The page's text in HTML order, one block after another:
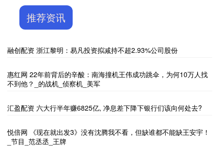
推荐资讯
融创配资 浙江黎明：易凡投资拟减持不超2.93%公司股份
惠红网 22年前背后的辛酸：南海撞机王伟成功跳伞，为何10万人找
不到他？_的战机_侦察机_美军
汇盈配资 六大行半年赚6825亿, 净息差下降下银行们该向何处去?
悦倍网 《现在就出发3》没有沈腾我不看，但缺谁都不能缺王安宇！
_节目_范丞丞_王牌